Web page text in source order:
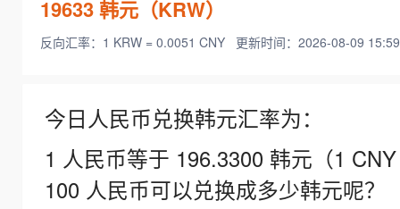
19633韩元（KRW）
反向汇率：1 KRW = 0.0051 CNY 更新时间：2026-08-09
今日人民币兑换韩元汇率为：
1 人民币等于 196.3300 韩元（1
100 人民币可以兑换成多少韩元呢？